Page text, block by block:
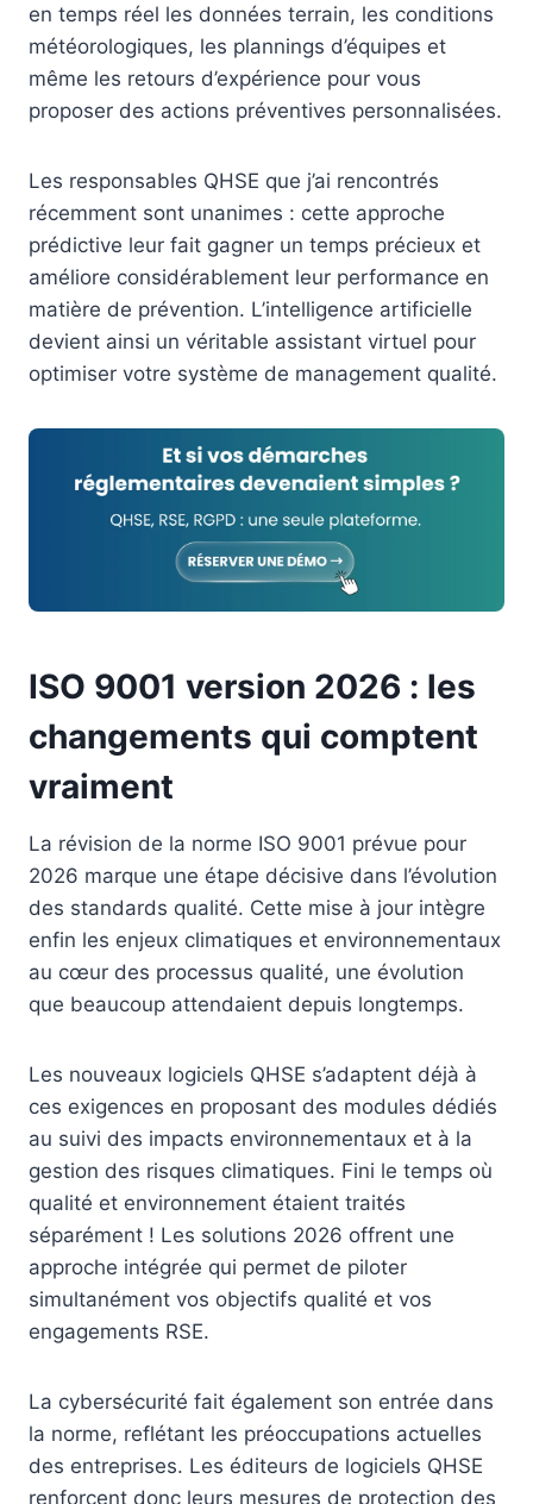
en temps réel les données terrain, les conditions
météorologiques, les plannings d’équipes et
même les retours d’expérience pour vous
proposer des actions préventives personnalisées.
Les responsables QHSE que j’ai rencontrés
récemment sont unanimes : cette approche
prédictive leur fait gagner un temps précieux et
améliore considérablement leur performance en
matière de prévention. L’intelligence artificielle
devient ainsi un véritable assistant virtuel pour
optimiser votre système de management qualité.
ISO 9001 version 2026 : les
changements qui comptent
vraiment
La révision de la norme ISO 9001 prévue pour
2026 marque une étape décisive dans l’évolution
des standards qualité. Cette mise à jour intègre
enfin les enjeux climatiques et environnementaux
au cœur des processus qualité, une évolution
que beaucoup attendaient depuis longtemps.
Les nouveaux logiciels QHSE s’adaptent déjà à
ces exigences en proposant des modules dédiés
au suivi des impacts environnementaux et à la
gestion des risques climatiques. Fini le temps où
qualité et environnement étaient traités
séparément ! Les solutions 2026 offrent une
approche intégrée qui permet de piloter
simultanément vos objectifs qualité et vos
engagements RSE.
La cybersécurité fait également son entrée dans
la norme, reflétant les préoccupations actuelles
des entreprises. Les éditeurs de logiciels QHSE
renforcent donc leurs mesures de protection des